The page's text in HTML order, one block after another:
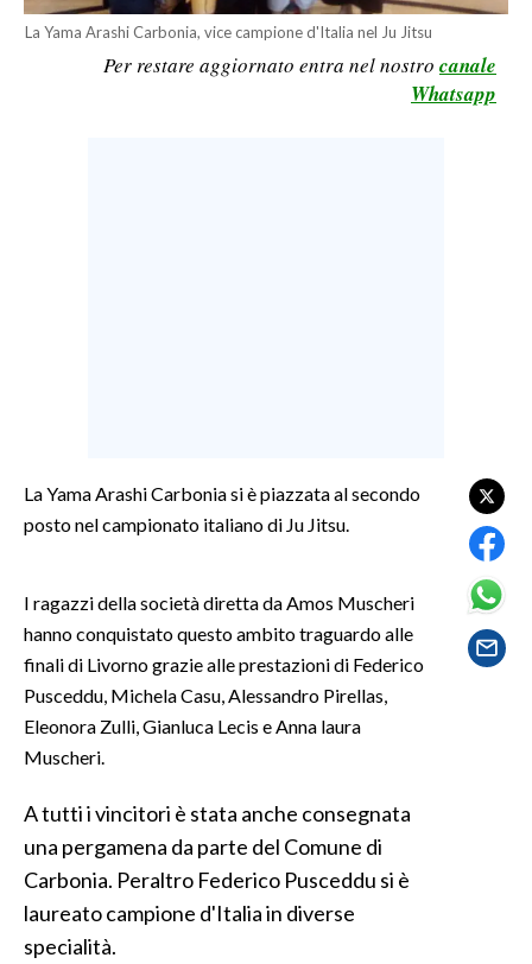
LAVORO
CULTURA
GOSSIP
SALUTE
SARDEGNA TURISMO
SARDI NEL MONDO
NOTIZIE
EVENTI
#CARAUNIONE
La Yama Arashi Carbonia, vice campione d'Italia nel Ju Jitsu
Per restare aggiornato entra nel nostro canale
Whatsapp
La Yama Arashi Carbonia si è piazzata al secondo
posto nel campionato italiano di Ju Jitsu.
I ragazzi della società diretta da Amos Muscheri
hanno conquistato questo ambito traguardo alle
finali di Livorno grazie alle prestazioni di Federico
Pusceddu, Michela Casu, Alessandro Pirellas,
Eleonora Zulli, Gianluca Lecis e Anna laura
Muscheri.
A tutti i vincitori è stata anche consegnata
una pergamena da parte del Comune di
Carbonia. Peraltro Federico Pusceddu si è
laureato campione d'Italia in diverse
specialità.